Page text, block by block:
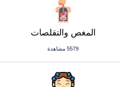
المغص والتقلصات
5579 مشاهدة